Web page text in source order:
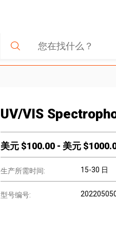
UV/VIS
美元 $100.00 - 美元 $
生产所需时间: 15-30 日
型号编号: